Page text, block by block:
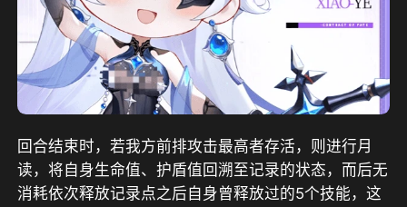
回合结束时，若我方前排攻击最高者存活，则进行月
读，将自身生命值、护盾值回溯至记录的状态，而后无
消耗依次释放记录点之后自身曾释放过的5个技能，这